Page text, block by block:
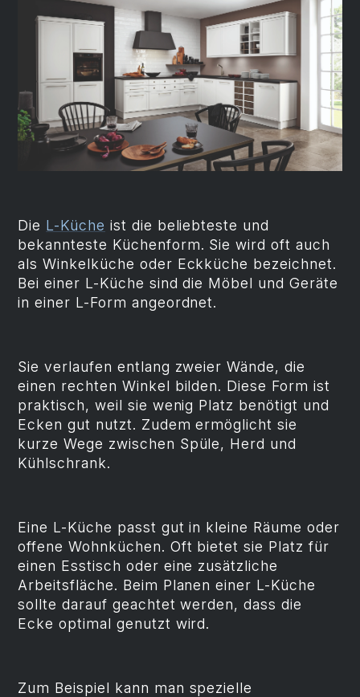
Die L-Küche ist die beliebteste und
bekannteste Küchenform. Sie wird oft auch
als Winkelküche oder Eckküche bezeichnet.
Bei einer L-Küche sind die Möbel und Geräte
in einer L-Form angeordnet.
Sie verlaufen entlang zweier Wände, die
einen rechten Winkel bilden. Diese Form ist
praktisch, weil sie wenig Platz benötigt und
Ecken gut nutzt. Zudem ermöglicht sie
kurze Wege zwischen Spüle, Herd und
Kühlschrank.
Eine L-Küche passt gut in kleine Räume oder
offene Wohnküchen. Oft bietet sie Platz für
einen Esstisch oder eine zusätzliche
Arbeitsfläche. Beim Planen einer L-Küche
sollte darauf geachtet werden, dass die
Ecke optimal genutzt wird.
Zum Beispiel kann man spezielle